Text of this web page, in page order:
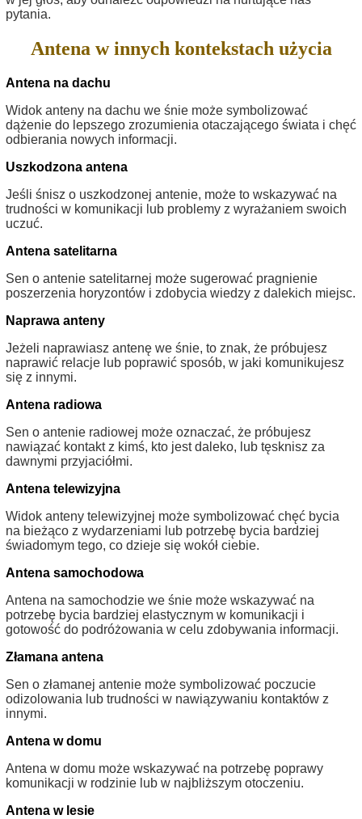
pytania.
Antena w innych kontekstach użycia
Antena na dachu
Widok anteny na dachu we śnie może symbolizować
dążenie do lepszego zrozumienia otaczającego świata i chęć
odbierania nowych informacji.
Uszkodzona antena
Jeśli śnisz o uszkodzonej antenie, może to wskazywać na
trudności w komunikacji lub problemy z wyrażaniem swoich
uczuć.
Antena satelitarna
Sen o antenie satelitarnej może sugerować pragnienie
poszerzenia horyzontów i zdobycia wiedzy z dalekich miejsc.
Naprawa anteny
Jeżeli naprawiasz antenę we śnie, to znak, że próbujesz
naprawić relacje lub poprawić sposób, w jaki komunikujesz
się z innymi.
Antena radiowa
Sen o antenie radiowej może oznaczać, że próbujesz
nawiązać kontakt z kimś, kto jest daleko, lub tęsknisz za
dawnymi przyjaciółmi.
Antena telewizyjna
Widok anteny telewizyjnej może symbolizować chęć bycia
na bieżąco z wydarzeniami lub potrzebę bycia bardziej
świadomym tego, co dzieje się wokół ciebie.
Antena samochodowa
Antena na samochodzie we śnie może wskazywać na
potrzebę bycia bardziej elastycznym w komunikacji i
gotowość do podróżowania w celu zdobywania informacji.
Złamana antena
Sen o złamanej antenie może symbolizować poczucie
odizolowania lub trudności w nawiązywaniu kontaktów z
innymi.
Antena w domu
Antena w domu może wskazywać na potrzebę poprawy
komunikacji w rodzinie lub w najbliższym otoczeniu.
Antena w lesie